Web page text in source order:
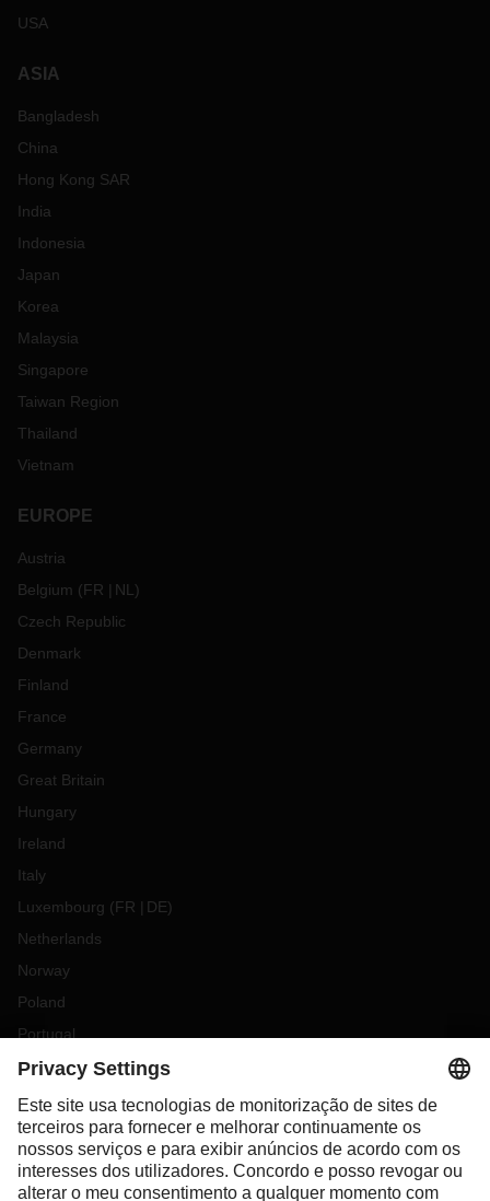
USA
ASIA
Bangladesh
China
Hong Kong SAR
India
Indonesia
Japan
Korea
Malaysia
Singapore
Taiwan Region
Thailand
Vietnam
EUROPE
Austria
Belgium (FR NL )
Czech Republic
Denmark
Finland
France
Germany
Great Britain
Hungary
Ireland
Italy
Luxembourg (FR DE)
Netherlands
Norway
Poland
Portugal
Romania
Slovakia
Spain
Sweden
Switzerland(DE FR)